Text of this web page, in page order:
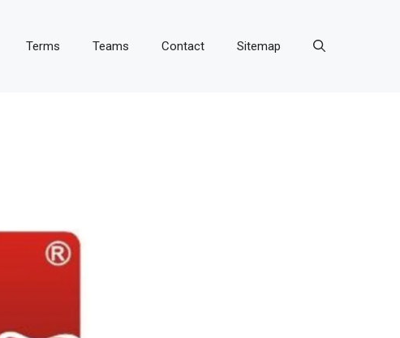
Terms Teams Contact Sitemap